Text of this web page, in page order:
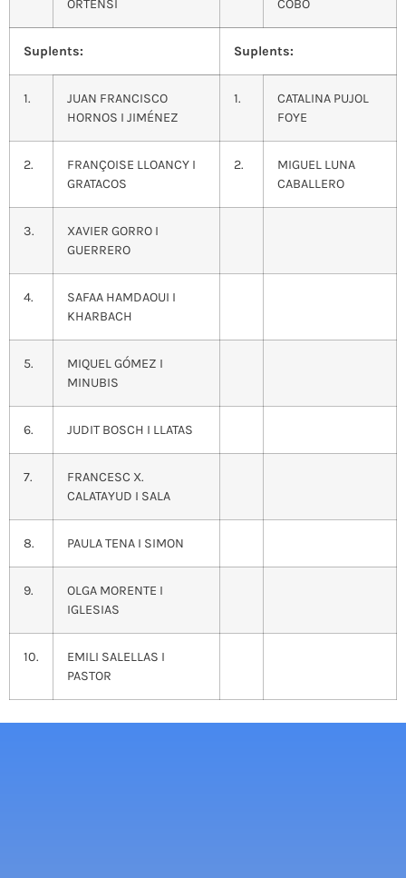
ORTENSI
COBO
Suplents: Suplents:
1.
JUAN FRANCISCO
HORNOS I JIMÉNEZ
1.
CATALINA PUJOL
FOYE
2.
FRANÇOISE LLOANCY I
GRATACOS
2.
MIGUEL LUNA
CABALLERO
3.
XAVIER GORRO I
GUERRERO
4.
SAFAA HAMDAOUI I
KHARBACH
5.
MIQUEL GÓMEZ I
MINUBIS
6. JUDIT BOSCH I LLATAS
7.
FRANCESC X.
CALATAYUD I SALA
8. PAULA TENA I SIMON
9.
OLGA MORENTE I
IGLESIAS
10.
EMILI SALELLAS I
PASTOR